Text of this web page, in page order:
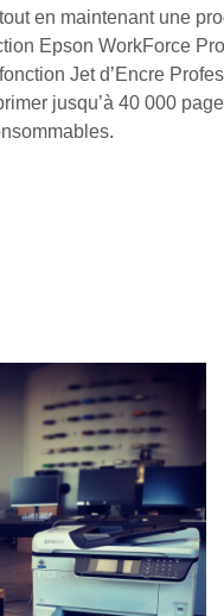
en maintenant une
Epson WorkForce
Jet d’Encre
jusqu’à 40 000